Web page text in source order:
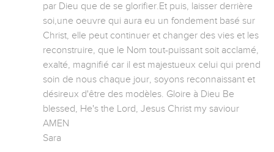
par Dieu que de se glorifier.Et puis, laisser derrière
soi,une oeuvre qui aura eu un fondement basé sur
Christ, elle peut continuer et changer des vies et les
reconstruire, que le Nom tout-puissant soit acclamé,
exalté, magnifié car il est majestueux celui qui prend
soin de nous chaque jour, soyons reconnaissant et
désireux d'être des modèles. Gloire à Dieu Be
blessed, He's the Lord, Jesus Christ my saviour
AMEN
Sara